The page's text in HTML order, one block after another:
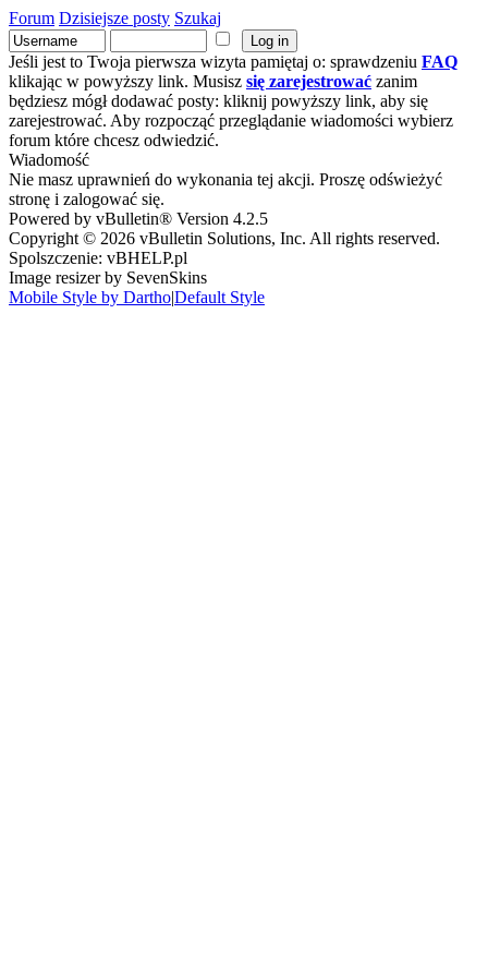
Forum Dzisiejsze posty Szukaj
Jeśli jest to Twoja pierwsza wizyta pamiętaj o: sprawdzeniu FAQ
klikając w powyższy link. Musisz się zarejestrować zanim
będziesz mógł dodawać posty: kliknij powyższy link, aby się
zarejestrować. Aby rozpocząć przeglądanie wiadomości wybierz
forum które chcesz odwiedzić.
Wiadomość
Nie masz uprawnień do wykonania tej akcji. Proszę odświeżyć
stronę i zalogować się.
Powered by vBulletin® Version 4.2.5
Copyright © 2026 vBulletin Solutions, Inc. All rights reserved.
Spolszczenie: vBHELP.pl
Image resizer by SevenSkins
Mobile Style by Dartho|Default Style